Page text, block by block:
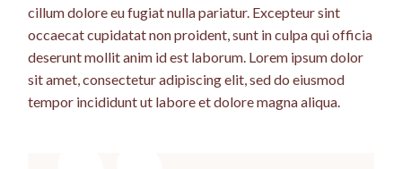
cillum dolore eu fugiat nulla pariatur. Excepteur sint
occaecat cupidatat non proident, sunt in culpa qui officia
deserunt mollit anim id est laborum. Lorem ipsum dolor
sit amet, consectetur adipiscing elit, sed do eiusmod
tempor incididunt ut labore et dolore magna aliqua.